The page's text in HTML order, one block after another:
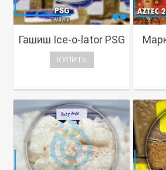
Гашиш Ice-o-lator PSG
КУПИТЬ